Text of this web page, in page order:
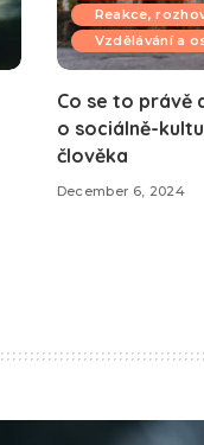
Reakce,
Vzdělávání a
Co se to právě
o sociálně-
člověka
December 6, 2024